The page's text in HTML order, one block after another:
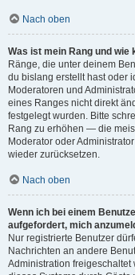
Nach oben
Was ist mein Rang und wie
Ränge, die unter deinem
du bislang erstellt hast oder
Moderatoren und
eines Ranges nicht direkt
festgelegt wurden. Bitte
Rang zu erhöhen — die
Moderator oder
wieder zurücksetzen.
Nach oben
Wenn ich bei einem
aufgefordert, mich
Nur registrierte Benutzer
Nachrichten an andere
Administration